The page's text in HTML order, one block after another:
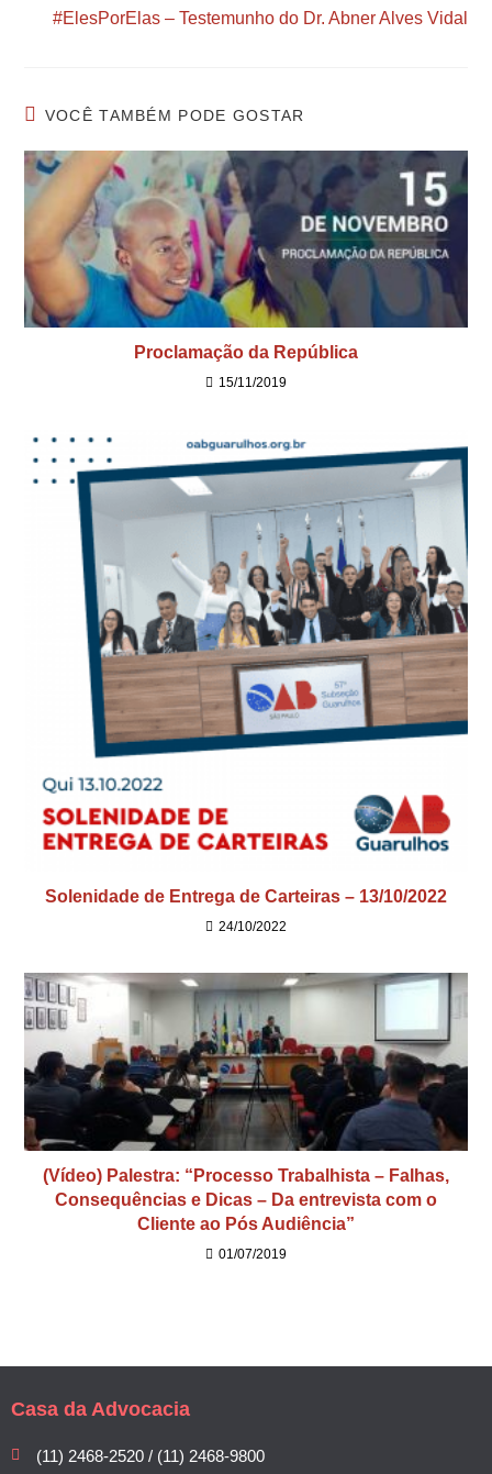
#ElesPorElas – Testemunho do Dr. Abner Alves Vidal
VOCÊ TAMBÉM PODE GOSTAR
Proclamação da República
15/11/2019
Solenidade de Entrega de Carteiras – 13/10/2022
24/10/2022
(Vídeo) Palestra: “Processo Trabalhista – Falhas,
Consequências e Dicas – Da entrevista com o
Cliente ao Pós Audiência”
01/07/2019
Casa da Advocacia
(11) 2468-2520 / (11) 2468-9800